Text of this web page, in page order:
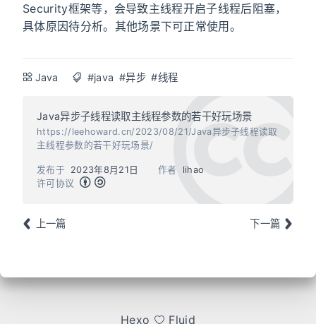
Security框架等，会导致主线程开启子线程后阻塞，
具体原因待分析。其他场景下可正常使用。
Java #java #异步 #线程
Java异步子线程读取主线程参数的若干好玩场景
https://leehoward.cn/2023/08/21/Java异步子线程读取
主线程参数的若干好玩场景/
作者 lihao
发布于
2023年8月21日
许可协议
上一篇 下一篇
Hexo Fluid